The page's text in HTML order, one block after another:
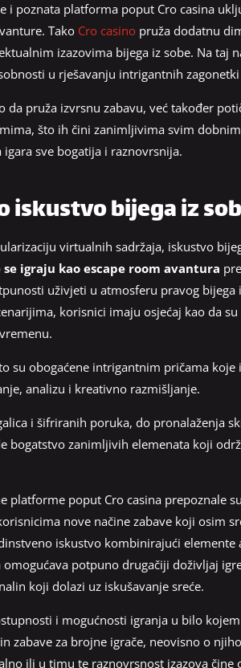
i poznata platforma poput Cro casina
Tako Cro casino pruža dodatnu
izazovima bijega iz sobe. Na
u rješavanju intrigantnih
da pruža izvrsnu zabavu, već također
što ih čini zanimljivima svim
sve bogatija i raznovrsnija.
bijega iz
virtualnih sadržaja, iskustvo
se igraju kao escape room avantura
uživjeti u atmosferu pravog
korisnici imaju osjećaj kao da
su obogaćene intrigantnim pričama
analizu i kreativno razmišljanje.
i šifriranih poruka, do pronalaženja
bogatstvo zanimljivih elemenata koji
platforme poput Cro casina prepoznale
nove načine zabave koji osim
iskustvo kombinirajući
omogućava potpuno drugačiji doživljaj
koji dolazi uz iskušavanje sreće.
i mogućnosti igranja u bilo
zabave za brojne igrače, neovisno o
ili u timu te raznovrsnost izazova